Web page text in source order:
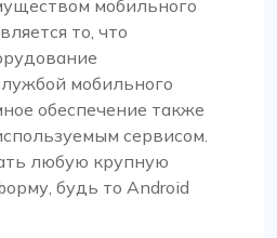
мобильного
то, что
мобильного
обеспечение также
сервисом.
любую крупную
будь то Android